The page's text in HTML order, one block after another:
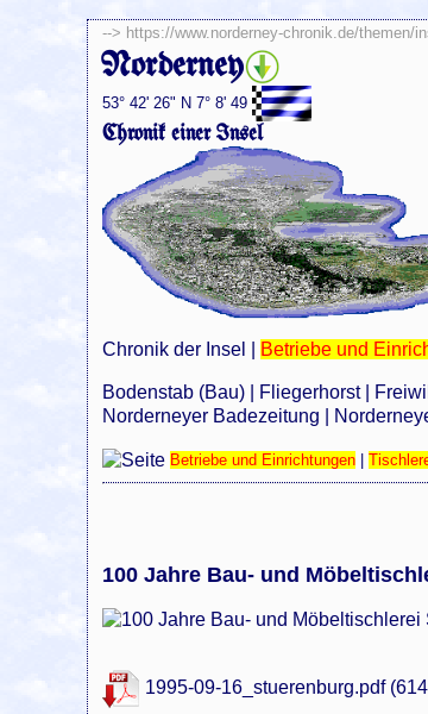
--> https://www.norderney-chronik.de/themen/
Norderney
53° 42' 26" N 7° 8' 49
Chronik einer Insel
Chronik der Insel Betriebe und
Bodenstab (Bau) Fliegerhorst|
Norderneyer Badezeitung
Betriebe und Einrichtungen |
100 Jahre Bau- und
1995-09-16_stuerenburg.pdf